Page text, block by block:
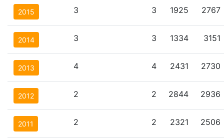
2015 3 3 1925 2767
2014 3 3 1334 3151
2013 4 4 2431 2730
2012 2 2 2844 2936
2011 2 2 2321 2506